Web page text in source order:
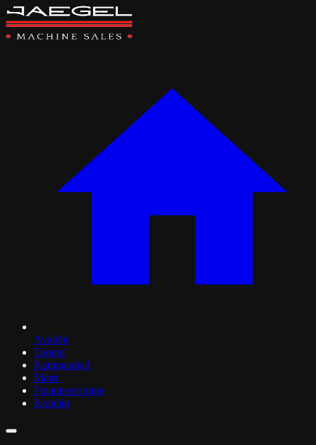
Avaleht
Tooted
Kampaaniad
Meist
Finantseerimine
Kontakt